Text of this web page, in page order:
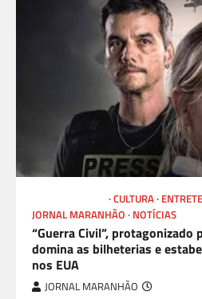
CULTURA
JORNAL MARANHÃO NOTÍCIAS
“Guerra Civil”, protagonizado
domina as bilheterias e
nos EUA
JORNAL MARANHÃO